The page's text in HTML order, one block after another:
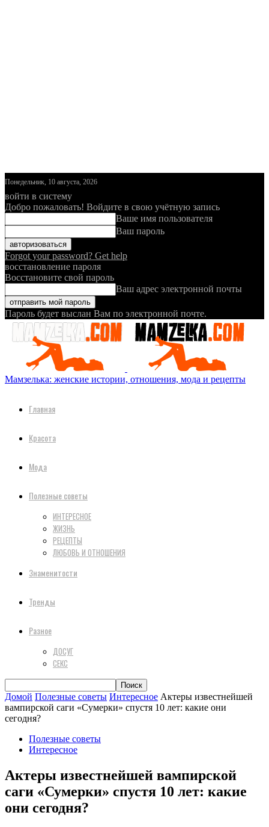
Понедельник, 10 августа, 2026
войти в систему
Добро пожаловать! Войдите в свою учётную запись
Ваше имя пользователя
Ваш пароль
Forgot your password? Get help
восстановление пароля
Восстановите свой пароль
Ваш адрес электронной почты
Пароль будет выслан Вам по электронной почте.
Мамзелька: женские истории, отношения, мода и рецепты
Главная
Красота
Мода
Полезные советы
ИНТЕРЕСНОЕ
ЖИЗНЬ
РЕЦЕПТЫ
ЛЮБОВЬ И ОТНОШЕНИЯ
Знаменитости
Тренды
Разное
ДОСУГ
СЕКС
Домой Полезные советы Интересное Актеры известнейшей
вампирской саги «Сумерки» спустя 10 лет: какие они
сегодня?
Полезные советы
Интересное
Актеры известнейшей вампирской
саги «Сумерки» спустя 10 лет: какие
они сегодня?